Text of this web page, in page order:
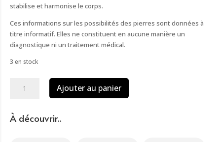
stabilise et harmonise le corps.
Ces informations sur les possibilités des pierres sont données à
titre informatif. Elles ne constituent en aucune manière un
diagnostique ni un traitement médical.
3 en stock
séphoroton
Ajouter au panier
À découvrir..